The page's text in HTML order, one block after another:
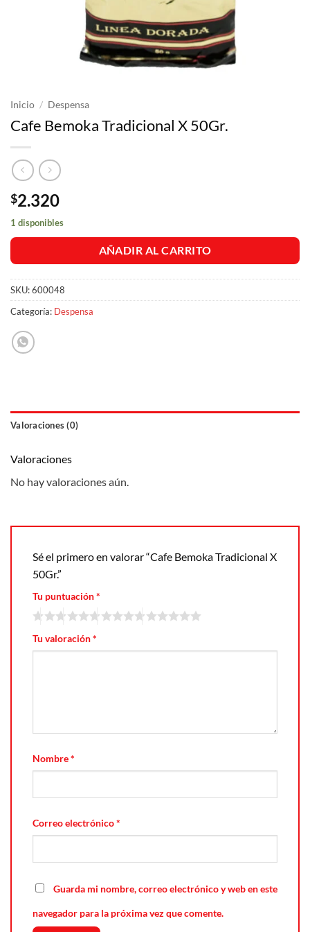
Inicio / Despensa
Cafe Bemoka Tradicional X 50Gr.
$2.320
1 disponibles
AÑADIR AL CARRITO
SKU:600048
Categoría: Despensa
Valoraciones (0)
Valoraciones
No hay valoraciones aún.
Sé el primero en valorar “Cafe Bemoka Tradicional X
50Gr.”
Tu puntuación*
Tu valoración*
Nombre*
Correo electrónico*
Guarda mi nombre, correo electrónico y web en este
navegador para la próxima vez que comente.